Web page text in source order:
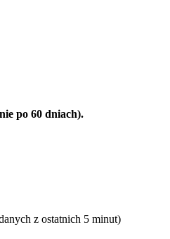
po 60 dniach).
z ostatnich 5 minut)